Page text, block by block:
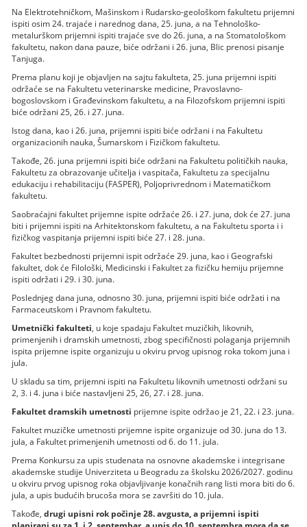
Na Elektrotehničkom, Mašinskom i Rudarsko-geološkom fakultetu prijemni
ispiti osim 24. trajaće i narednog dana, 25. juna, a na Tehnološko-
metalurškom prijemni ispiti trajaće sve do 26. juna, a na Stomatološkom
fakultetu, nakon dana pauze, biće održani i 26. juna, Blic prenosi pisanje
Tanjuga.
Prema planu koji je objavljen na sajtu fakulteta, 25. juna prijemni ispiti
održaće se na Fakultetu veterinarske medicine, Pravoslavno-
bogoslovskom i Građevinskom fakultetu, a na Filozofskom prijemni ispiti
biće održani 25, 26. i 27. juna.
Istog dana, kao i 26. juna, prijemni ispiti biće održani i na Fakultetu
organizacionih nauka, Šumarskom i Fizičkom fakultetu.
Takođe, 26. juna prijemni ispiti biće održani na Fakultetu političkih nauka,
Fakultetu za obrazovanje učitelja i vaspitača, Fakultetu za specijalnu
edukaciju i rehabilitaciju (FASPER), Poljoprivrednom i Matematičkom
fakultetu.
Saobraćajni fakultet prijemne ispite održaće 26. i 27. juna, dok će 27. juna
biti i prijemni ispiti na Arhitektonskom fakultetu, a na Fakultetu sporta i i
fizičkog vaspitanja prijemni ispiti biće 27. i 28. juna.
Fakultet bezbednosti prijemni ispit održaće 29. juna, kao i Geografski
fakultet, dok će Filološki, Medicinski i Fakultet za fizičku hemiju prijemne
ispiti održati i 29. i 30. juna.
Poslednjeg dana juna, odnosno 30. juna, prijemni ispiti biće održati i na
Farmaceutskom i Pravnom fakultetu.
Umetnički fakulteti, u koje spadaju Fakultet muzičkih, likovnih,
primenjenih i dramskih umetnosti, zbog specifičnosti polaganja prijemnih
ispita prijemne ispite organizuju u okviru prvog upisnog roka tokom juna i
jula.
U skladu sa tim, prijemni ispiti na Fakultetu likovnih umetnosti održani su
2, 3. i 4. juna i biće nastavljeni 25, 26, 27. i 28. juna.
Fakultet dramskih umetnosti prijemne ispite održao je 21, 22. i 23. juna.
Fakultet muzičke umetnosti prijemne ispite organizuje od 30. juna do 13.
jula, a Fakultet primenjenih umetnosti od 6. do 11. jula.
Prema Konkursu za upis studenata na osnovne akademske i integrisane
akademske studije Univerziteta u Beogradu za školsku 2026/2027. godinu
u okviru prvog upisnog roka objavljivanje konačnih rang listi mora biti do 6.
jula, a upis budućih brucoša mora se završiti do 10. jula.
Takođe,drugi upisni rok počinje 28. avgusta, a prijemni ispiti